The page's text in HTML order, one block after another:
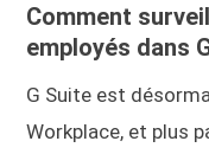
Comment
employés dans
G Suite est
Workplace, et plus